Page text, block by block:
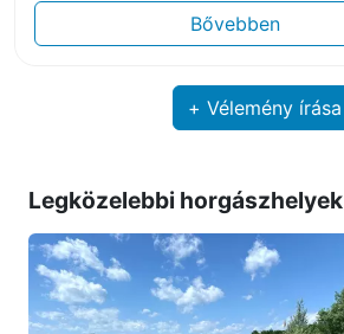
horgászathoz készült világítás.
Bővebben
+ Vélemény írása
Legközelebbi horgászhelyek